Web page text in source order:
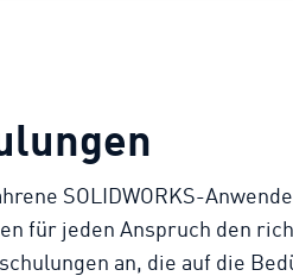
SOLIDWORKS-
für jeden Anspruch den
an, die auf die